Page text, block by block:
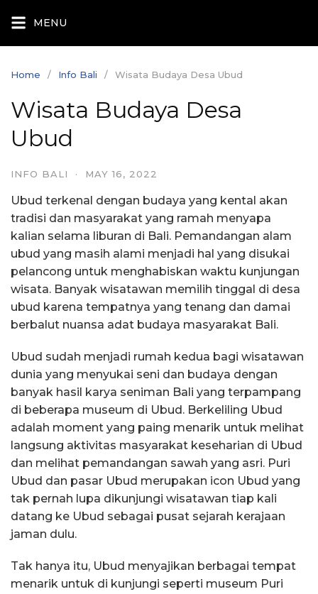
to
content
MENU
Home Info Bali Wisata Budaya Desa Ubud
Wisata Budaya Desa
Ubud
INFO BALI · MAY 16, 2022
Ubud terkenal dengan budaya yang kental akan
tradisi dan masyarakat yang ramah menyapa
kalian selama liburan di Bali. Pemandangan alam
ubud yang masih alami menjadi hal yang disukai
pelancong untuk menghabiskan waktu kunjungan
wisata. Banyak wisatawan memilih tinggal di desa
ubud karena tempatnya yang tenang dan damai
berbalut nuansa adat budaya masyarakat Bali.
Ubud sudah menjadi rumah kedua bagi wisatawan
dunia yang menyukai seni dan budaya dengan
banyak hasil karya seniman Bali yang terpampang
di beberapa museum di Ubud. Berkeliling Ubud
adalah moment yang paing menarik untuk melihat
langsung aktivitas masyarakat keseharian di Ubud
dan melihat pemandangan sawah yang asri. Puri
Ubud dan pasar Ubud merupakan icon Ubud yang
tak pernah lupa dikunjungi wisatawan tiap kali
datang ke Ubud sebagai pusat sejarah kerajaan
jaman dulu.
Tak hanya itu, Ubud menyajikan berbagai tempat
menarik untuk di kunjungi seperti museum Puri